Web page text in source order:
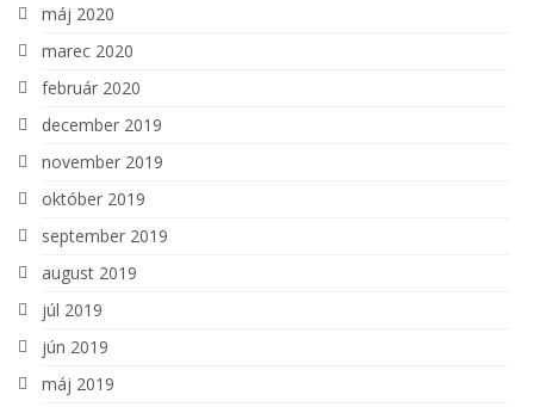
máj 2020
marec 2020
február 2020
december 2019
november 2019
október 2019
september 2019
august 2019
júl 2019
jún 2019
máj 2019